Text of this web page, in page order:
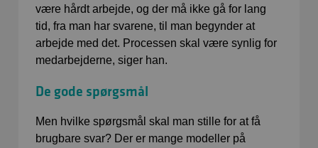
være hårdt arbejde, og der må ikke gå for lang
tid, fra man har svarene, til man begynder at
arbejde med det. Processen skal være synlig for
medarbejderne, siger han.
De gode spørgsmål
Men hvilke spørgsmål skal man stille for at få
brugbare svar? Der er mange modeller på